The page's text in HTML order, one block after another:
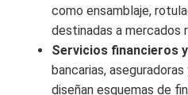
como ensamblaje,
destinadas a mercados
Servicios financieros
bancarias,
diseñan esquemas de